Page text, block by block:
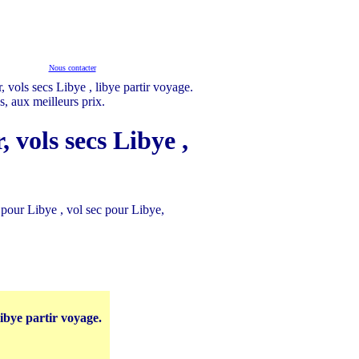
Nous contacter
aux meilleurs prix.
vols secs Libye ,
Libye , vol sec pour Libye,
partir voyage.